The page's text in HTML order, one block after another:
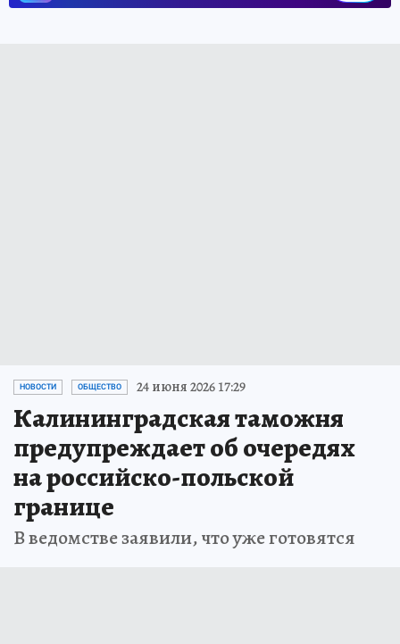
НОВОСТИ ОБЩЕСТВО 24 июня 2026 17:29
Калининградская таможня
предупреждает об очередях
на российско-польской
границе
В ведомстве заявили, что уже готовятся